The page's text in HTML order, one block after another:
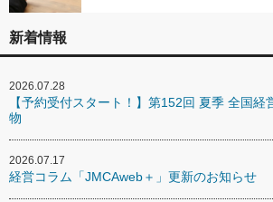
新着情報
2026.07.28
【予約受付スタート！】第152回 夏季 全国
物
2026.07.17
経営コラム「JMCAweb＋」更新のお知らせ